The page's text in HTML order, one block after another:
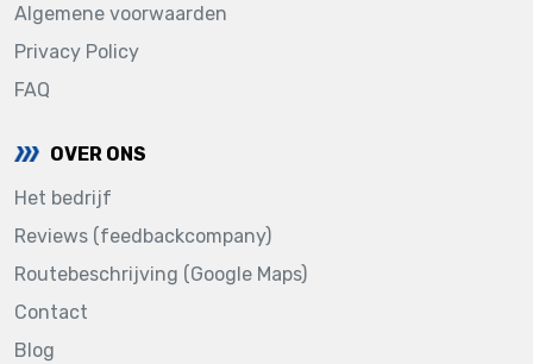
Algemene voorwaarden
Privacy Policy
FAQ
OVER ONS
Het bedrijf
Reviews (feedbackcompany)
Routebeschrijving (Google Maps)
Contact
Blog